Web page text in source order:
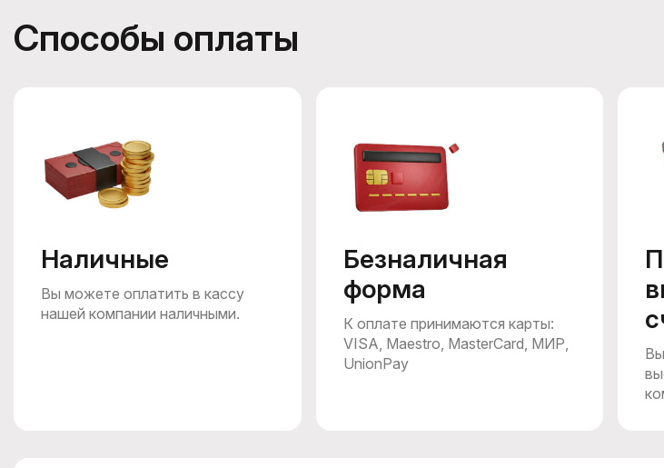
Способы оплаты
Наличные
Вы можете оплатить в кассу
нашей компании наличными.
Безналичная
форма
К оплате принимаются карты:
VISA, Maestro, MasterCard, МИР,
UnionPay